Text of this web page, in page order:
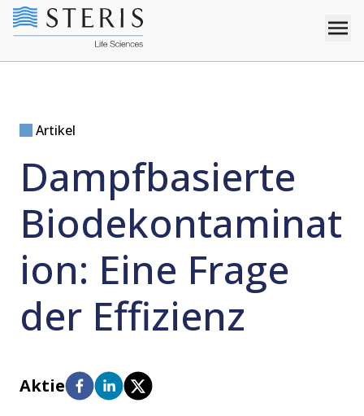
Artikel
Dampfbasierte
Biodekontaminat
ion: Eine Frage
der Effizienz
Aktie